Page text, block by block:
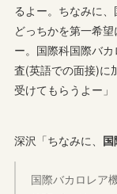
るよー。ちなみに
どっちかを第一希
ー。国際科国際バ
査(英語での面接)に
受けてもらうよー」
深沢「ちなみに、
国際バカロレア